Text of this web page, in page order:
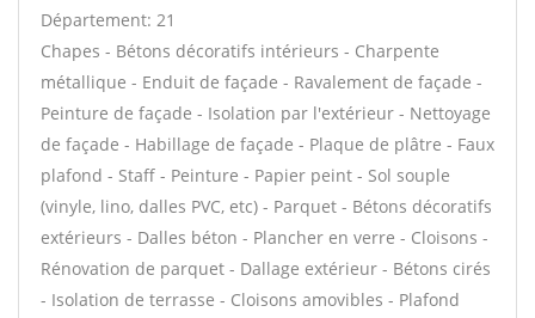
Département: 21
Chapes - Bétons décoratifs intérieurs - Charpente
métallique - Enduit de façade - Ravalement de façade -
Peinture de façade - Isolation par l'extérieur - Nettoyage
de façade - Habillage de façade - Plaque de plâtre - Faux
plafond - Staff - Peinture - Papier peint - Sol souple
(vinyle, lino, dalles PVC, etc) - Parquet - Bétons décoratifs
extérieurs - Dalles béton - Plancher en verre - Cloisons -
Rénovation de parquet - Dallage extérieur - Bétons cirés
- Isolation de terrasse - Cloisons amovibles - Plafond